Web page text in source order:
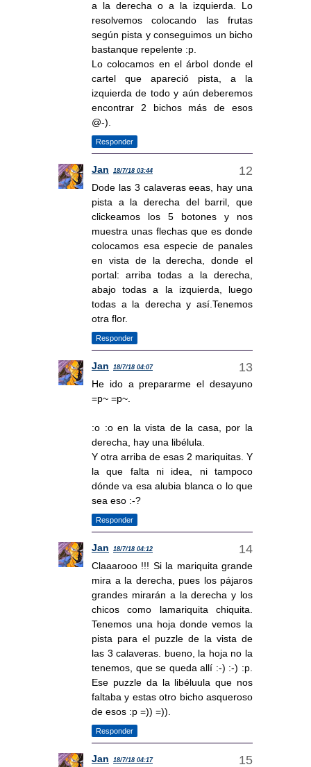
a la derecha o a la izquierda. Lo
resolvemos colocando las frutas
según pista y conseguimos un bicho
bastanque repelente :p.
Lo colocamos en el árbol donde el
cartel que apareció pista, a la
izquierda de todo y aún deberemos
encontrar 2 bichos más de esos
@-).
Responder
Jan 18/7/18 03:44
Dode las 3 calaveras eeas, hay una
pista a la derecha del barril, que
clickeamos los 5 botones y nos
muestra unas flechas que es donde
colocamos esa especie de panales
en vista de la derecha, donde el
portal: arriba todas a la derecha,
abajo todas a la izquierda, luego
todas a la derecha y así.Tenemos
otra flor.
Responder
Jan 18/7/18 04:07
He ido a prepararme el desayuno
=p~ =p~.
:o :o en la vista de la casa, por la
derecha, hay una libélula.
Y otra arriba de esas 2 mariquitas. Y
la que falta ni idea, ni tampoco
dónde va esa alubia blanca o lo que
sea eso :-?
Responder
Jan 18/7/18 04:12
Claaarooo !!! Si la mariquita grande
mira a la derecha, pues los pájaros
grandes mirarán a la derecha y los
chicos como lamariquita chiquita.
Tenemos una hoja donde vemos la
pista para el puzzle de la vista de
las 3 calaveras. bueno, la hoja no la
tenemos, que se queda allí :-) :-) :p.
Ese puzzle da la libéluula que nos
faltaba y estas otro bicho asqueroso
de esos :p =)) =)).
Responder
Jan 18/7/18 04:17